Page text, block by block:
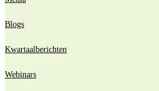
Blogs
Kwartaalberichten
Webinars